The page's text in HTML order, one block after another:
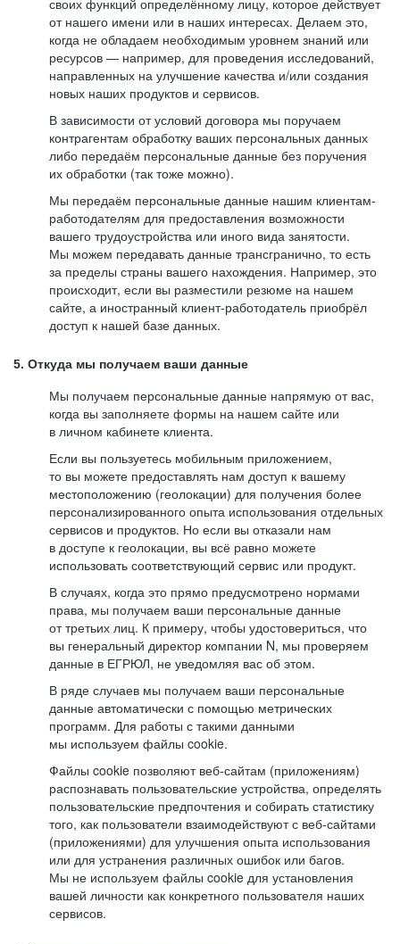
своих функций определённому лицу, которое действует
от нашего имени или в наших интересах. Делаем это,
когда не обладаем необходимым уровнем знаний или
ресурсов — например, для проведения исследований,
направленных на улучшение качества и/или создания
новых наших продуктов и сервисов.
В зависимости от условий договора мы поручаем
контрагентам обработку ваших персональных данных
либо передаём персональные данные без поручения
их обработки (так тоже можно).
Мы передаём персональные данные нашим клиентам-
работодателям для предоставления возможности
вашего трудоустройства или иного вида занятости.
Мы можем передавать данные трансгранично, то есть
за пределы страны вашего нахождения. Например, это
происходит, если вы разместили резюме на нашем
сайте, а иностранный клиент-работодатель приобрёл
доступ к нашей базе данных.
5. Откуда мы получаем ваши данные
Мы получаем персональные данные напрямую от вас,
когда вы заполняете формы на нашем сайте или
в личном кабинете клиента.
Если вы пользуетесь мобильным приложением,
то вы можете предоставлять нам доступ к вашему
местоположению (геолокации) для получения более
персонализированного опыта использования отдельных
сервисов и продуктов. Но если вы отказали нам
в доступе к геолокации, вы всё равно можете
использовать соответствующий сервис или продукт.
В случаях, когда это прямо предусмотрено нормами
права, мы получаем ваши персональные данные
от третьих лиц. К примеру, чтобы удостовериться, что
вы генеральный директор компании N, мы проверяем
данные в ЕГРЮЛ, не уведомляя вас об этом.
В ряде случаев мы получаем ваши персональные
данные автоматически с помощью метрических
программ. Для работы с такими данными
мы используем файлы cookie.
Файлы cookie позволяют веб-сайтам (приложениям)
распознавать пользовательские устройства, определять
пользовательские предпочтения и собирать статистику
того, как пользователи взаимодействуют с веб-сайтами
(приложениями) для улучшения опыта использования
или для устранения различных ошибок или багов.
Мы не используем файлы cookie для установления
вашей личности как конкретного пользователя наших
сервисов.